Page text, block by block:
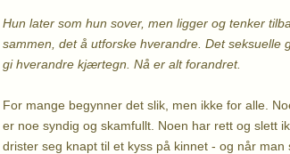
Hun later som hun sover, men ligger og tenker
sammen, det å utforske hverandre. Det seksuelle
gi hverandre kjærtegn. Nå er alt forandret.
For mange begynner det slik, men ikke for alle.
er noe syndig og skamfullt. Noen har rett og slett
drister seg knapt til et kyss på kinnet - og når